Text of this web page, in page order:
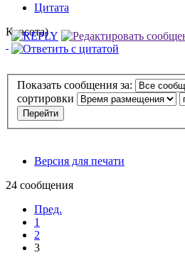
Цитата
Красота)
Показать сообщения за:
сортировки
Версия для печати
24 сообщения
Пред.
1
2
3